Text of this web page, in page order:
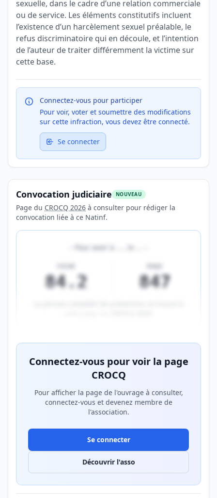
sexuelle, dans le cadre d’une relation commerciale
ou de service. Les éléments constitutifs incluent
l’existence d’un harcèlement sexuel préalable, le
refus discriminatoire qui en découle, et l’intention
de l’auteur de traiter différemment la victime sur
cette base.
Connectez-vous pour participer
Pour voir, voter et soumettre des modifications
sur cette infraction, vous devez être connecté.
Se connecter
Convocation judiciaire NOUVEAU
Page du CROCQ 2026 à consulter pour rédiger la
convocation liée à ce Natinf.
Pour avoir à
84.2 847
Connectez-vous pour voir la page
CROCQ
Pour afficher la page de l'ouvrage à consulter,
connectez-vous et devenez membre de
l'association.
Se connecter
Découvrir l'asso